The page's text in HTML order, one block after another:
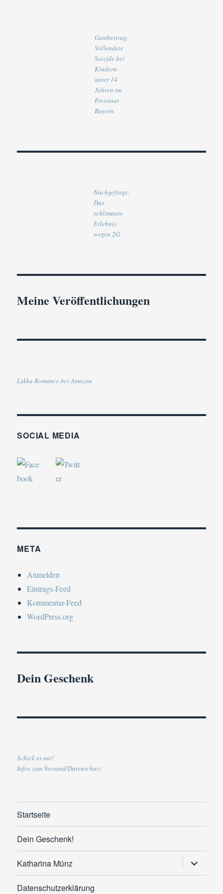
Gastbeitrag:
Vollendete
Suizide bei
Kindern
unter 14
Jahren im
Freistaat
Bayern
Nachgefragt:
Das
schlimmste
Erlebnis
wegen 2G
Meine Veröffentlichungen
Lykka Romance bei Amazon
SOCIAL MEDIA
META
Anmelden
Eintrags-Feed
Kommentar-Feed
WordPress.org
Dein Geschenk
Schick es mir!
Infos zum Versand/Datenschutz
Startseite
Dein Geschenk!
Katharina Münz
anzeigen
Datenschutzerklärung